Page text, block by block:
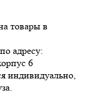
товары в
адресу:
6
индивидуально,